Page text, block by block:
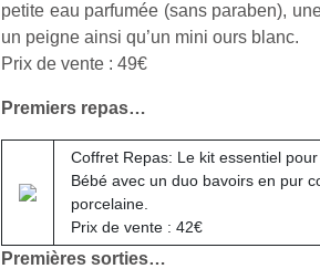
petite eau parfumée (sans paraben),
un peigne ainsi qu’un mini ours blanc.
Prix de vente : 49€
Premiers repas…
Coffret Repas: Le kit essentiel
Bébé avec un duo bavoirs en pur
porcelaine.
Prix de vente : 42€
Premières sorties…